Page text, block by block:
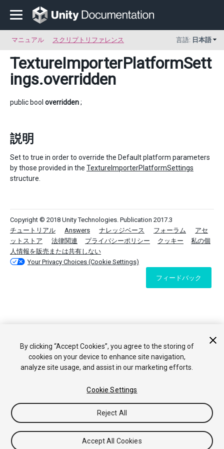
マニュアル スクリプトリファレンス 言語: 日本語
TextureImporterPlatformSett
ings.overridden
public bool overridden;
説明
Set to true in order to override the Default platform parameters
by those provided in the TextureImporterPlatformSettings
structure.
Copyright © 2018 Unity Technologies. Publication 2017.3
チュートリアル
Answers ナレッジベース フォーラム
アセ
ットストア
法律関連 プライバシーポリシー クッキー
私の個
人情報を販売または共有しない
Your Privacy Choices (Cookie Settings)
フィードバック
By clicking “Accept Cookies”, you agree to the storing of
cookies on your device to enhance site navigation,
analyze site usage, and assist in our marketing efforts.
Cookie Settings
Reject All
Accept All Cookies